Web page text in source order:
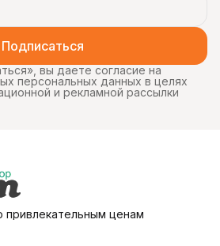
Подписаться
вы даете согласие на
персональных данных в целях
и рекламной рассылки
ценам